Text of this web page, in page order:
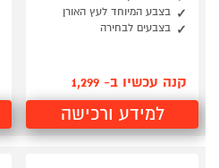
בצבע המיוחד לעץ האורן
בצבעים לבחירה
קנה עכשיו ב- 1,299
למידע ורכישה